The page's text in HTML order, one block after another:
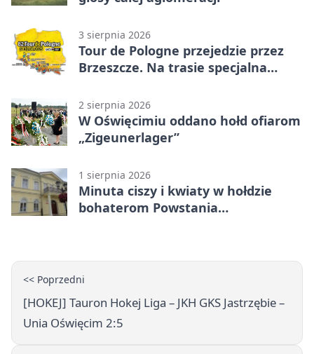
3 sierpnia 2026
Tour de Pologne przejedzie przez
Brzeszcze. Na trasie specjalna
2 sierpnia 2026
W Oświęcimiu oddano hołd ofiarom
„Zigeunerlager”
1 sierpnia 2026
Minuta ciszy i kwiaty w hołdzie
bohaterom Powstania
<< Poprzedni
[HOKEJ] Tauron Hokej Liga – JKH GKS Jastrzębie –
Unia Oświęcim 2:5